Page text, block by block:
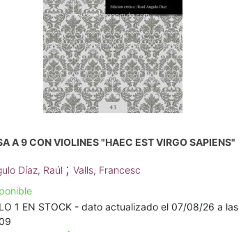
A 9 CON VIOLINES "HAEC EST VIRGO SAPIENS"
Díaz, Raúl ; Valls, Francesc
1 EN STOCK - dato actualizado el 07/08/26 a las